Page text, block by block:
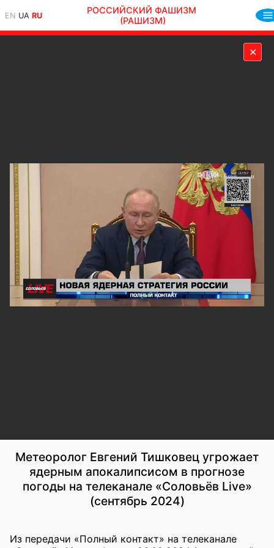
EN UA RU
РОССИЙСКИЙ ФАШИЗМ
(РАШИЗМ)
✕
Метеоролог Евгений Тишковец угрожает
ядерным апокалипсисом в прогнозе
погоды на телеканале «Соловьёв Live»
(сентябрь 2024)
Из передачи «Полный контакт» на телеканале